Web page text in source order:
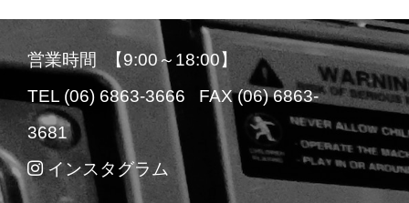
営業時間 【9:00～18:00】
TEL (06) 6863-3666 FAX (06) 6863-
3681
インスタグラム